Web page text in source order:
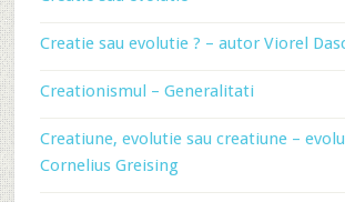
Creatie sau evolutie ? – autor Viorel
Creationismul – Generalitati
Creatiune, evolutie sau creatiune –
Cornelius Greising